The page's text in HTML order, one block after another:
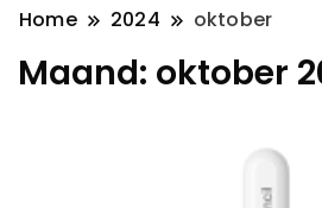
Home 2024 oktober
Maand: oktober